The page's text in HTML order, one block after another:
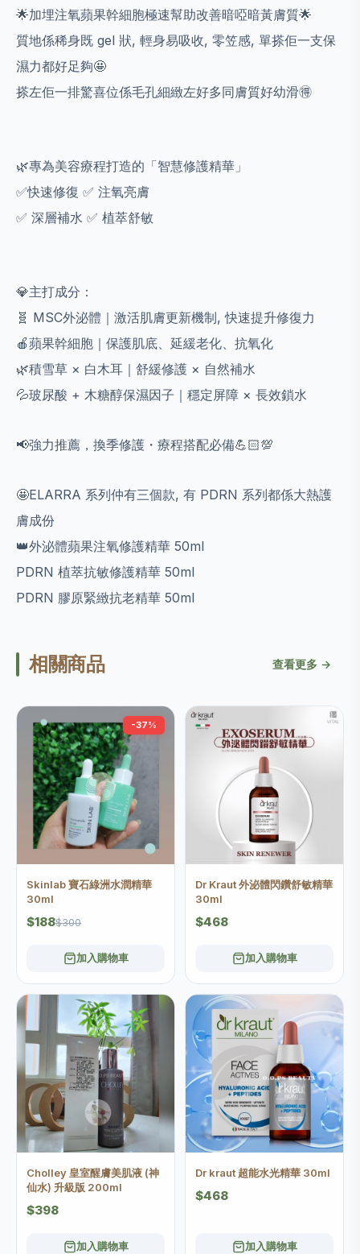
🌟加埋注氧蘋果幹細胞極速幫助改善暗啞暗黃膚質🌟
質地係稀身既 gel 狀, 輕身易吸收, 零笠感, 單搽佢一支保
濕力都好足夠🤩
搽左佢一排驚喜位係毛孔細緻左好多同膚質好幼滑🉐️
🌿專為美容療程打造的「智慧修護精華」
✅️快速修復 ✅️ 注氧亮膚
✅️ 深層補水 ✅️ 植萃舒敏
💎主打成分：
🧬 MSC外泌體｜激活肌膚更新機制, 快速提升修復力
🍎蘋果幹細胞｜保護肌底、延緩老化、抗氧化
🌿積雪草 × 白木耳｜舒緩修護 × 自然補水
💦玻尿酸 + 木糖醇保濕因子｜穩定屏障 × 長效鎖水
📢強力推薦，換季修護・療程搭配必備💪🏻💯
🤩ELARRA 系列仲有三個款, 有 PDRN 系列都係大熱護
膚成份
👑外泌體蘋果注氧修護精華 50ml
PDRN 植萃抗敏修護精華 50ml
PDRN 膠原緊緻抗老精華 50ml
相關商品 查看更多 →
-37%
Skinlab 寶石綠洲水潤精華
30ml
$188$300
加入購物車
Dr Kraut 外泌體閃鑽舒敏精華
30ml
$468
加入購物車
Cholley 皇室醒膚美肌液 (神
仙水) 升級版 200ml
$398
加入購物車
Dr kraut 超能水光精華 30ml
$468
加入購物車